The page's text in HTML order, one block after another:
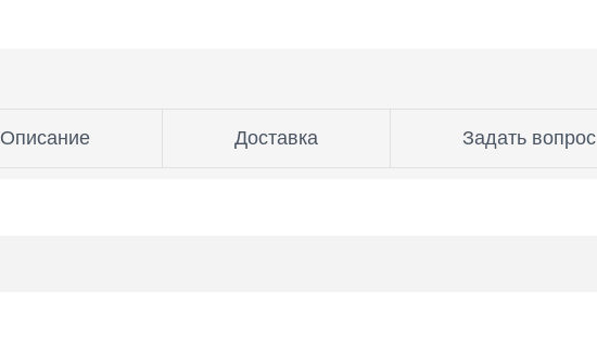
Описание Доставка Задать вопрос